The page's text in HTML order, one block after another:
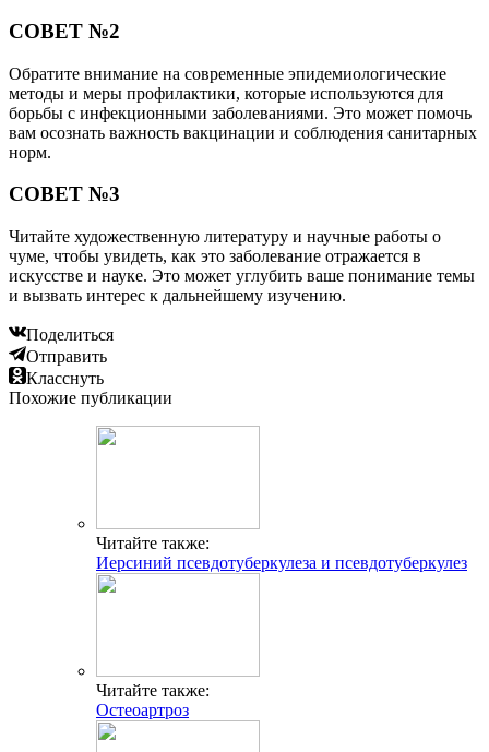
СОВЕТ №2
Обратите внимание на современные эпидемиологические
методы и меры профилактики, которые используются для
борьбы с инфекционными заболеваниями. Это может помочь
вам осознать важность вакцинации и соблюдения санитарных
норм.
СОВЕТ №3
Читайте художественную литературу и научные работы о
чуме, чтобы увидеть, как это заболевание отражается в
искусстве и науке. Это может углубить ваше понимание темы
и вызвать интерес к дальнейшему изучению.
Поделиться
Отправить
Класснуть
Похожие публикации
Читайте также:
Иерсиний псевдотуберкулеза и псевдотуберкулез
Читайте также:
Остеоартроз